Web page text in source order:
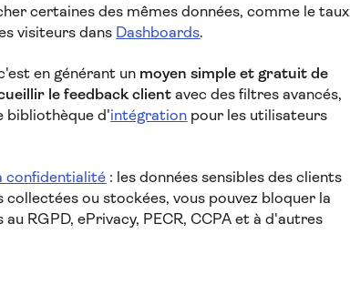
certaines des mêmes données, comme le taux
visiteurs dans Dashboards.
en générant un moyen simple et gratuit de
le feedback client avec des filtres avancés,
bibliothèque d'intégration pour les utilisateurs
confidentialité : les données sensibles des clients
ou stockées, vous pouvez bloquer la
RGPD, ePrivacy, PECR, CCPA et à d'autres